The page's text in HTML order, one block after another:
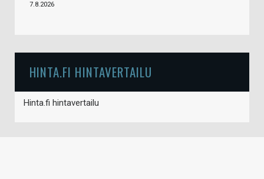
7.8.2026
HINTA.FI HINTAVERTAILU
Hinta.fi hintavertailu